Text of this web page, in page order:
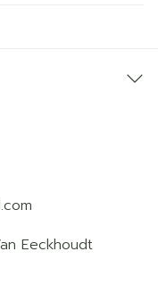
Eeckhoudt